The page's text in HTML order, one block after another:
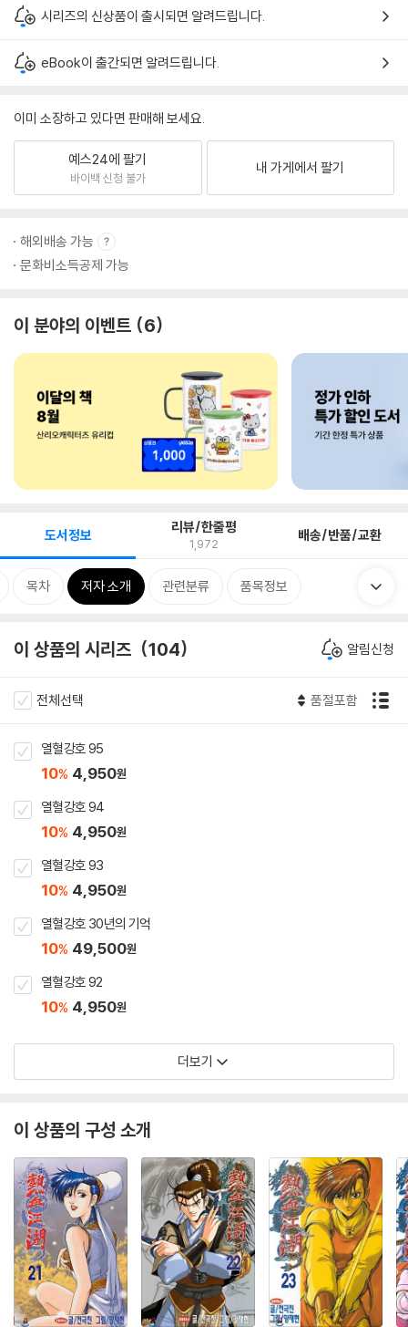
시리즈의 신상품이 출시되면 알려드립니다.
eBook이 출간되면 알려드립니다.
이미 소장하고 있다면 판매해 보세요.
예스24에 팔기
바이백 신청 불가
내 가게에서 팔기
해외배송 가능
문화비소득공제 가능
이 분야의 이벤트 6
도서정보 리뷰/한줄평
1,972 배송/반품/교환
목차 저자 소개 관련분류 품목정보
이 상품의 시리즈 104 알림신청
전체선택 품절포함
열혈강호 95
10% 4,950원
열혈강호 94
10% 4,950원
열혈강호 93
10% 4,950원
열혈강호 30년의 기억
10% 49,500원
열혈강호 92
10% 4,950원
더보기
이 상품의 구성 소개